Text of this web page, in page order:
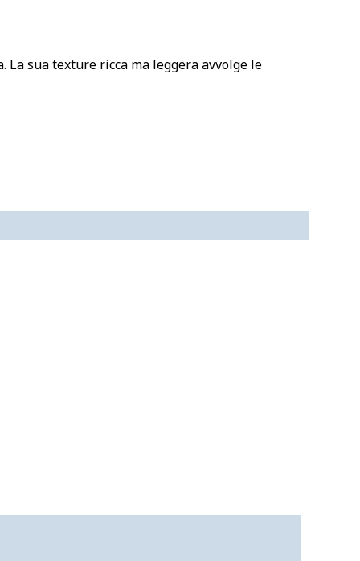
sua texture ricca ma leggera avvolge le